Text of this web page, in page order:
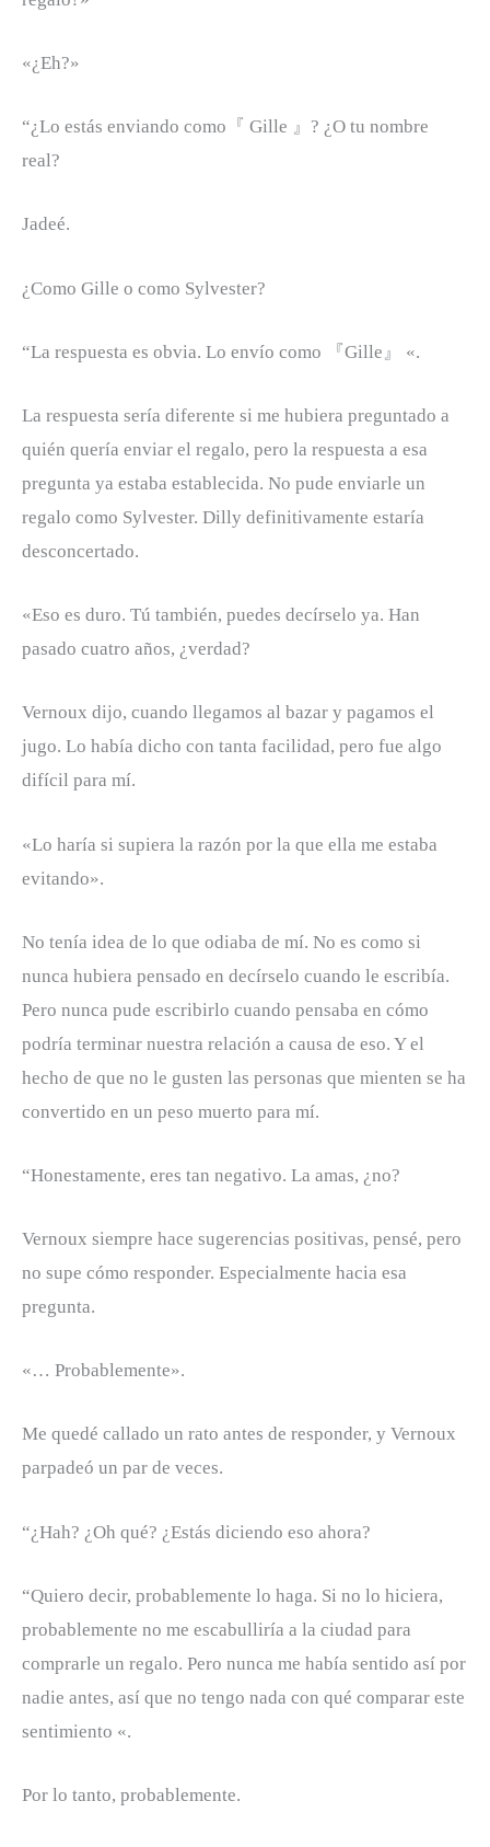
«¿Eh?»
“¿Lo estás enviando como『 Gille 』? ¿O tu nombre
real?
Jadeé.
¿Como Gille o como Sylvester?
“La respuesta es obvia. Lo envío como 『Gille』 «.
La respuesta sería diferente si me hubiera preguntado a
quién quería enviar el regalo, pero la respuesta a esa
pregunta ya estaba establecida. No pude enviarle un
regalo como Sylvester. Dilly definitivamente estaría
desconcertado.
«Eso es duro. Tú también, puedes decírselo ya. Han
pasado cuatro años, ¿verdad?
Vernoux dijo, cuando llegamos al bazar y pagamos el
jugo. Lo había dicho con tanta facilidad, pero fue algo
difícil para mí.
«Lo haría si supiera la razón por la que ella me estaba
evitando».
No tenía idea de lo que odiaba de mí. No es como si
nunca hubiera pensado en decírselo cuando le escribía.
Pero nunca pude escribirlo cuando pensaba en cómo
podría terminar nuestra relación a causa de eso. Y el
hecho de que no le gusten las personas que mienten se ha
convertido en un peso muerto para mí.
“Honestamente, eres tan negativo. La amas, ¿no?
Vernoux siempre hace sugerencias positivas, pensé, pero
no supe cómo responder. Especialmente hacia esa
pregunta.
«… Probablemente».
Me quedé callado un rato antes de responder, y Vernoux
parpadeó un par de veces.
“¿Hah? ¿Oh qué? ¿Estás diciendo eso ahora?
“Quiero decir, probablemente lo haga. Si no lo hiciera,
probablemente no me escabulliría a la ciudad para
comprarle un regalo. Pero nunca me había sentido así por
nadie antes, así que no tengo nada con qué comparar este
sentimiento «.
Por lo tanto, probablemente.